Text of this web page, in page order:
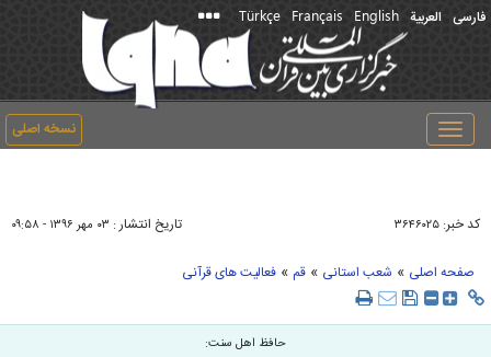
فارسی العربیة English
Français
Türkçe
نسخه اصلی
Toggle
navigation
کد خبر: ۳۶۴۶۰۲۵ تاریخ انتشار : ۰۳ مهر ۱۳۹۶ - ۰۹:۵۸
صفحه اصلی » شعب استانی » قم » فعالیت های قرآنی
حافظ اهل سنت: